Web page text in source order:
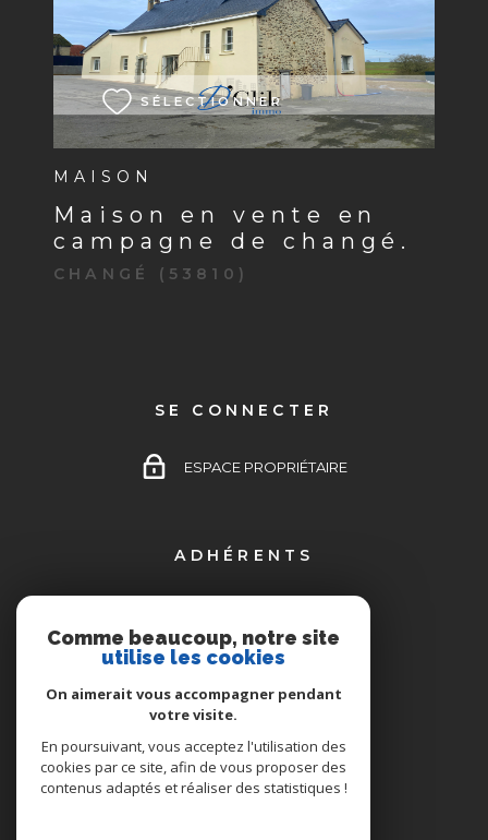
MAISON
maison en vente en
campagne de changé.
CHANGÉ (53810)
SÉLECTIONNER
VOIR LE BIEN
SE CONNECTER
ESPACE PROPRIÉTAIRE
ADHÉRENTS
Comme beaucoup, notre site
utilise les cookies
On aimerait vous accompagner pendant
votre visite.
En poursuivant, vous acceptez l'utilisation des
cookies par ce site, afin de vous proposer des
contenus adaptés et réaliser des statistiques !